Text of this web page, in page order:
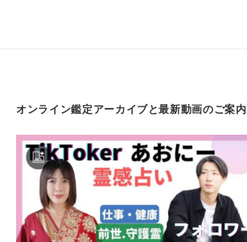
オンライン鑑定アーカイブと最新動画のご案内